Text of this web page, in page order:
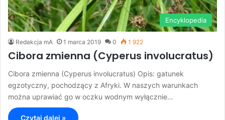
Encyklopedia
Redakcja mA 1 marca 2019 0 1 922
Cibora zmienna (Cyperus involucratus)
Cibora zmienna (Cyperus involucratus) Opis: gatunek
egzotyczny, pochodzący z Afryki. W naszych warunkach
można uprawiać go w oczku wodnym wyłącznie…
Czytaj dalej »